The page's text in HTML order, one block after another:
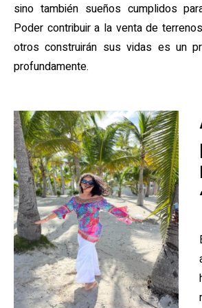
sino también sueños cumplidos
Poder contribuir a la venta de
otros construirán sus vidas es un
profundamente.